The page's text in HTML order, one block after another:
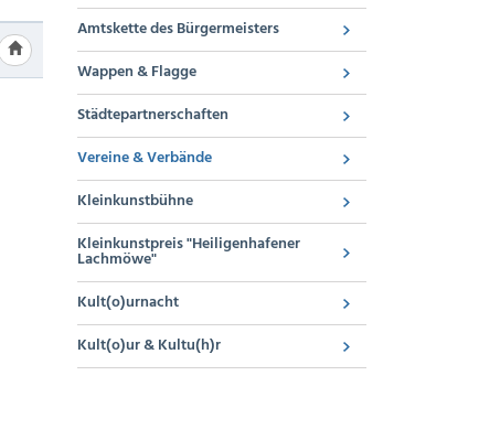
Amtskette des Bürgermeisters
Wappen & Flagge
Städtepartnerschaften
Vereine & Verbände
Kleinkunstbühne
Kleinkunstpreis "Heiligenhafener
Lachmöwe"
Kult(o)urnacht
Kult(o)ur & Kultu(h)r